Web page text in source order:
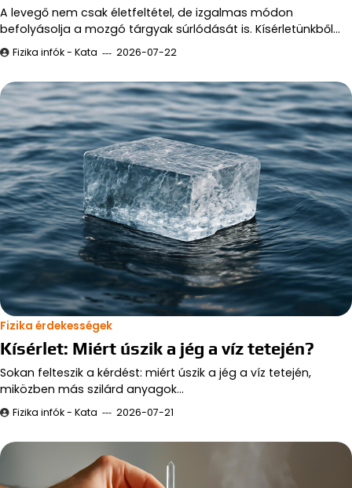
A levegő nem csak életfeltétel, de izgalmas módon
befolyásolja a mozgó tárgyak súrlódását is. Kísérletünkből…
Fizika infók - Kata 2026-07-22
Fizika érdekességek
Kísérlet: Miért úszik a jég a víz tetején?
Sokan felteszik a kérdést: miért úszik a jég a víz tetején,
miközben más szilárd anyagok…
Fizika infók - Kata 2026-07-21